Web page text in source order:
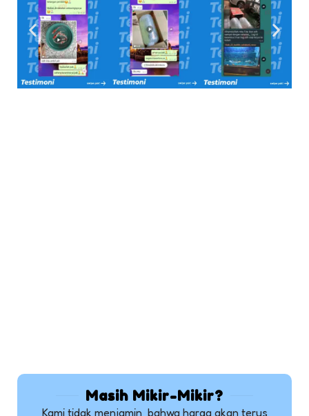
Masih Mikir-Mikir?
Kami tidak menjamin, bahwa harga akan terus